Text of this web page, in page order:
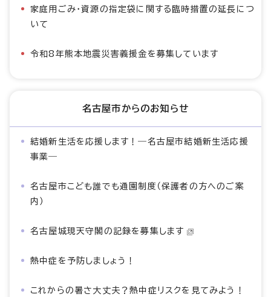
家庭用ごみ・資源の指定袋に関する臨時措置の延長につ
いて
令和8年熊本地震災害義援金を募集しています
名古屋市からのお知らせ
結婚新生活を応援します！―名古屋市結婚新生活応援
事業―
名古屋市こども誰でも通園制度（保護者の方へのご案
内）
名古屋城現天守閣の記録を募集します
熱中症を予防しましょう！
これからの暑さ大丈夫？熱中症リスクを見てみよう！